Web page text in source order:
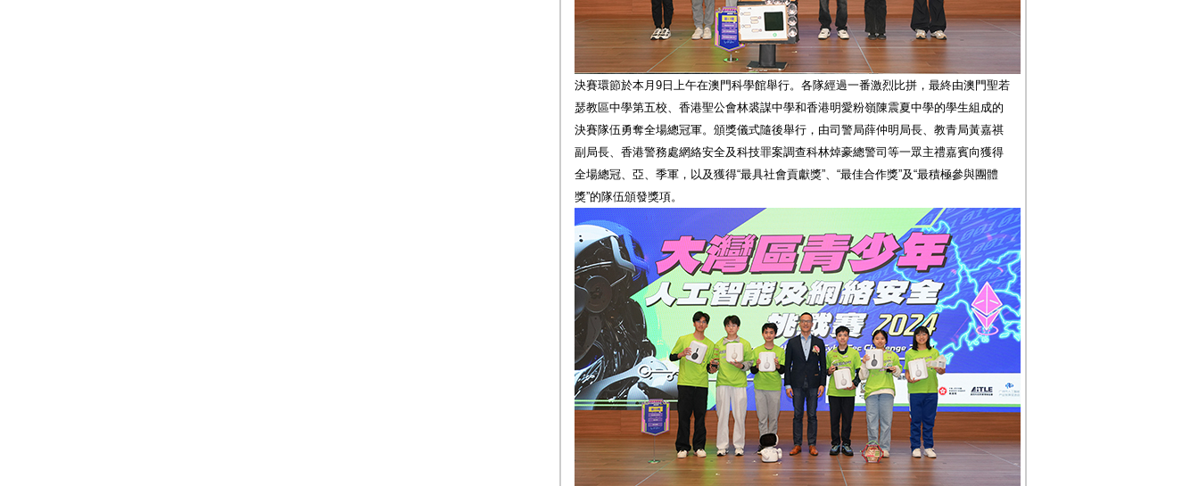
決賽環節於本月9日上午在澳門科學館舉行。各隊經過一番激烈比拼，最終由澳門聖若
瑟教區中學第五校、香港聖公會林裘謀中學和香港明愛粉嶺陳震夏中學的學生組成的
決賽隊伍勇奪全場總冠軍。頒獎儀式隨後舉行，由司警局薛仲明局長、教青局黃嘉祺
副局長、香港警務處網絡安全及科技罪案調查科林焯豪總警司等一眾主禮嘉賓向獲得
全場總冠、亞、季軍，以及獲得“最具社會貢獻獎”、“最佳合作獎”及“最積極參與團體
獎”的隊伍頒發獎項。